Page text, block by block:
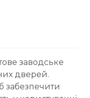
заводське
дверей.
забезпечити